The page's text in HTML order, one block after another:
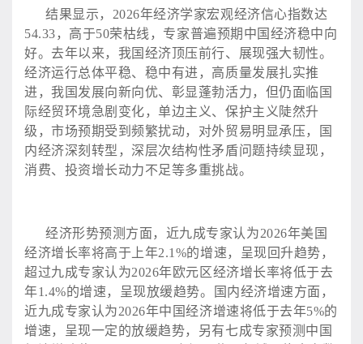
结果显示， 2026年经济学家宏观经济信心指数达
54.33，高于50荣枯线，专家普遍预期中国经济稳中向
好。去年以来，我国经济顶压前行、展现强大韧性。
经济运行总体平稳、稳中有进，高质量发展扎实推
进，我国发展向新向优、彰显蓬勃活力，但仍面临国
际经贸环境急剧变化，单边主义、保护主义陡然升
级，市场预期受到频繁扰动，对外贸易明显承压，国
内经济深刻转型，深层次结构性矛盾问题持续显现，
消费、投资增长动力不足等多重挑战。
经济形势预测方面，近九成专家认为2026年美国
经济增长率将高于上年2.1%的增速，呈现回升趋势，
超过九成专家认为2026年欧元区经济增长率将低于去
年1.4%的增速，呈现放缓趋势。国内经济增速方面，
近九成专家认为2026年中国经济增速将低于去年5%的
增速，呈现一定的放缓趋势，另有七成专家预测中国